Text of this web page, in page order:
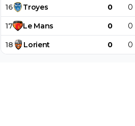
16 Troyes 0 0
17 Le Mans 0 0
18 Lorient 0 0